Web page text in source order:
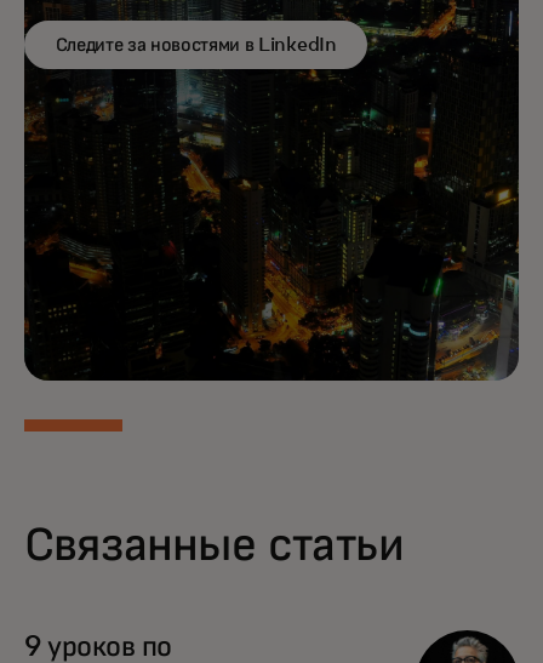
Следите за новостями в LinkedIn
Связанные статьи
9 уроков по